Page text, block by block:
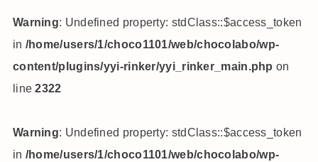
Warning: Undefined property: stdClass::$access_token
in /home/users/1/choco1101/web/chocolabo/wp-
content/plugins/yyi-rinker/yyi_rinker_main.php on
line2322
Warning: Undefined property: stdClass::$access_token
in /home/users/1/choco1101/web/chocolabo/wp-